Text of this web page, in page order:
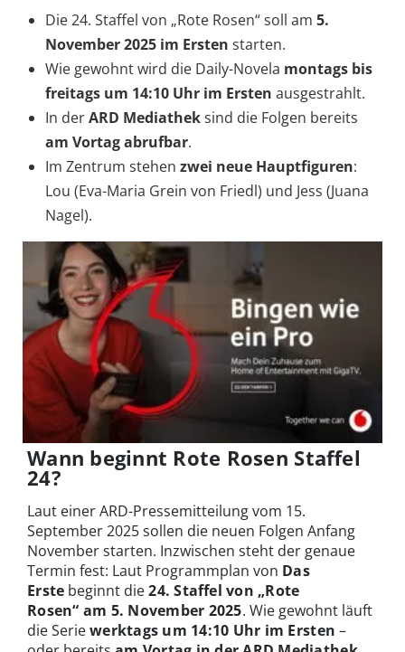
Die 24. Staffel von „Rote Rosen“ soll am 5.
November 2025 im Ersten starten.
Wie gewohnt wird die Daily-Novela montags bis
freitags um 14:10 Uhr im Ersten ausgestrahlt.
In derARD Mediatheksind die Folgen bereits
am Vortag abrufbar.
Im Zentrum stehen zwei neue Hauptfiguren:
Lou (Eva-Maria Grein von Friedl) und Jess (Juana
Nagel).
Wann beginnt Rote Rosen Staffel
24?
Laut einer ARD-Pressemitteilung vom 15.
September 2025 sollen die neuen Folgen Anfang
November starten. Inzwischen steht der genaue
Termin fest: Laut Programmplan von Das
Erste beginnt die24. Staffel von „Rote
Rosen“ am 5. November 2025. Wie gewohnt läuft
die Seriewerktags um 14:10 Uhr im Ersten –